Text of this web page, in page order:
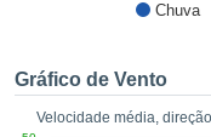
no
como
um perfil
Chuva
Gráfico de Vento
Velocidade média,